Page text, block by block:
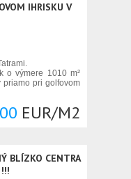
IHRISKU V
o výmere 1010 m²
priamo pri golfovom
EUR/M2
BLÍZKO CENTRA